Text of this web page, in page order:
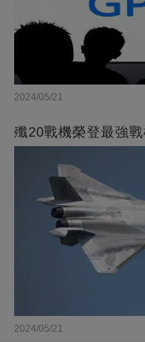
2024/05/21
殲20戰機榮登最強
2024/05/21